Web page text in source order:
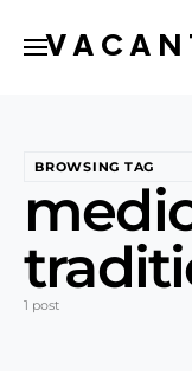
BROWSING TAG
1 post